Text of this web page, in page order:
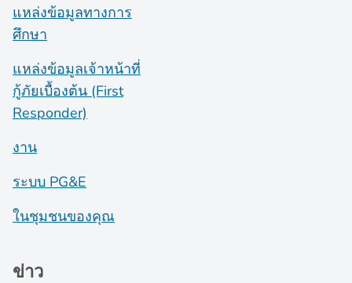
แหล่งข้อมูลทางการ
ศึกษา
แหล่งข้อมูลเจ้าหน้าที่
กู้ภัยเบื้องต้น (First
Responder)
งาน
ระบบ PG&E
ในชุมชนของคุณ
ข่าว